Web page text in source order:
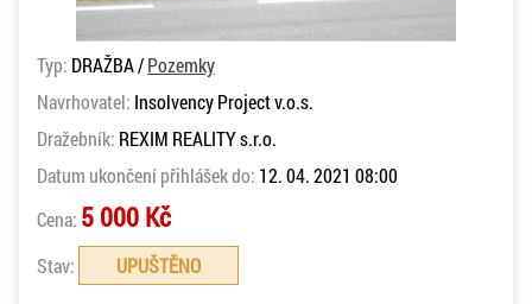
Typ: DRAŽBA /Pozemky
Navrhovatel: Insolvency Project v.o.s.
Dražebník: REXIM REALITY s.r.o.
Datum ukončení přihlášek do: 12. 04. 2021 08:00
Cena: 5 000 Kč
Stav: UPUŠTĚNO